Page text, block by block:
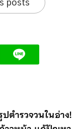
posts
ตำรวจวนในอ่าง!